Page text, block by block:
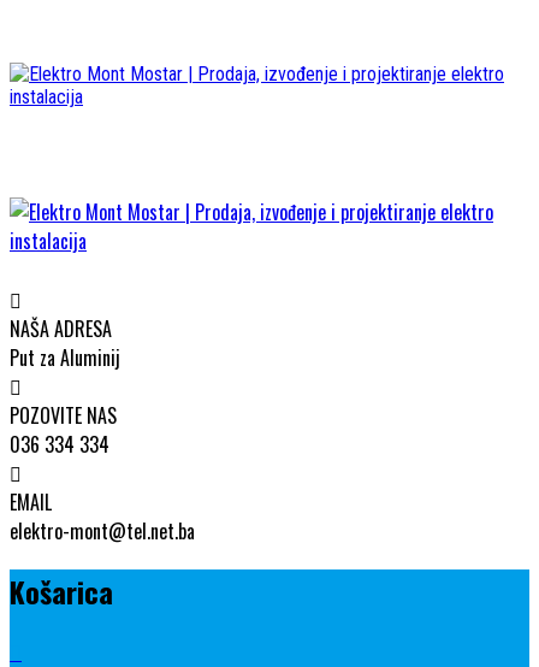
NAŠA ADRESA
Put za Aluminij
POZOVITE NAS
036 334 334
EMAIL
elektro-mont@tel.net.ba
Košarica